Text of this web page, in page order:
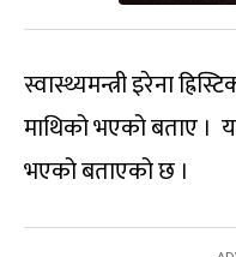
स्वास्थ्यमन्त्री इरेना
माथिको भएको बताए ।
भएको बताएको छ ।